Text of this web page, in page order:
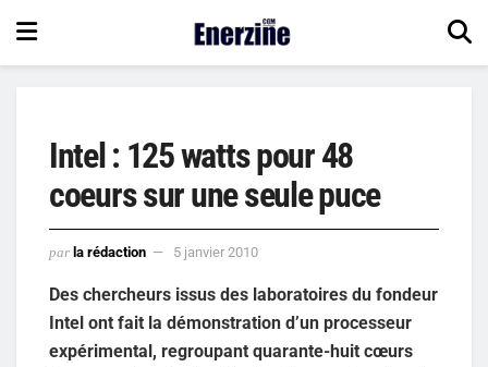
Intel : 125 watts pour 48
coeurs sur une seule puce
par la rédaction 5 janvier 2010
Des chercheurs issus des laboratoires du fondeur
Intel ont fait la démonstration d’un processeur
expérimental, regroupant quarante-huit cœurs